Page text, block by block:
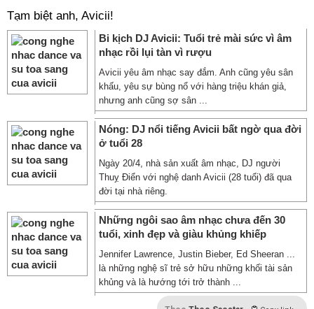
Tạm biệt anh, Avicii!
Bi kịch DJ Avicii: Tuổi trẻ mài sức vì âm
nhạc rồi lụi tàn vì rượu
Avicii yêu âm nhạc say đắm. Anh cũng yêu sân
khấu, yêu sự bùng nổ với hàng triệu khán giả,
nhưng anh cũng sợ sân ...
Nóng: DJ nổi tiếng Avicii bất ngờ qua đời
ở tuổi 28
Ngày 20/4, nhà sản xuất âm nhạc, DJ người
Thuỵ Điển với nghệ danh Avicii (28 tuổi) đã qua
đời tại nhà riêng.
Những ngôi sao âm nhạc chưa đến 30
tuổi, xinh đẹp và giàu khủng khiếp
Jennifer Lawrence, Justin Bieber, Ed Sheeran ...
là những nghệ sĩ trẻ sở hữu những khối tài sản
khủng và là hướng tới trở thành ...